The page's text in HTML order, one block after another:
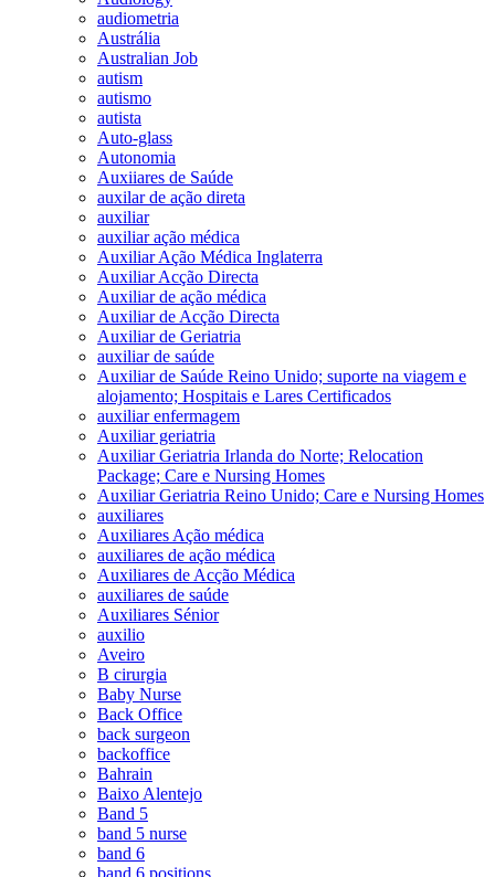
audiometria
Austrália
Australian Job
autism
autismo
autista
Auto-glass
Autonomia
Auxiiares de Saúde
auxilar de ação direta
auxiliar
auxiliar ação médica
Auxiliar Ação Médica Inglaterra
Auxiliar Acção Directa
Auxiliar de ação médica
Auxiliar de Acção Directa
Auxiliar de Geriatria
auxiliar de saúde
Auxiliar de Saúde Reino Unido; suporte na viagem e
alojamento; Hospitais e Lares Certificados
auxiliar enfermagem
Auxiliar geriatria
Auxiliar Geriatria Irlanda do Norte; Relocation
Package; Care e Nursing Homes
Auxiliar Geriatria Reino Unido; Care e Nursing Homes
auxiliares
Auxiliares Ação médica
auxiliares de ação médica
Auxiliares de Acção Médica
auxiliares de saúde
Auxiliares Sénior
auxilio
Aveiro
B cirurgia
Baby Nurse
Back Office
back surgeon
backoffice
Bahrain
Baixo Alentejo
Band 5
band 5 nurse
band 6
band 6 positions